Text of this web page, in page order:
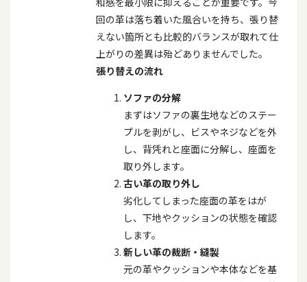
回の革は落ち着いた風合いを持ち、張り替
えない箇所とも比較的バランスが取れて仕
上がりの差異は殆どありませんでした。
張り替えの流れ
ソファの分解
まずはソファの裏生地などのステー
プルを剥がし、ビスやネジなどを外
し、背凭れと座面に分解し、座面を
取り外します。
古い革の取り外し
劣化してしまった座面の革をはが
し、下地やクッションの状態を確認
します。
新しい革の裁断・縫製
元の革やクッションや本体などを基